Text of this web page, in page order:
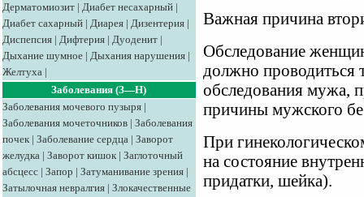
Дерматомиозит | Диабет несахарный |
Диабет сахарный | Диарея | Дизентерия |
Диспепсия | Дифтерия | Дуоденит |
Дыхание шумное | Дыхания нарушения |
Желтуха |
Заболевания (З—Н)
Заболевания мочевого пузыря |
Заболевания мочеточников | Заболевания
почек | Заболевание сердца | Заворот
желудка | Заворот кишок | Заглоточный
абсцесс | Запор | Затуманивание зрения |
Затылочная невралгия | Злокачественные
Важная причина
Обследование
должно проводиться
обследования мужа,
причины мужского
При
на состояние
придатки, шейка).